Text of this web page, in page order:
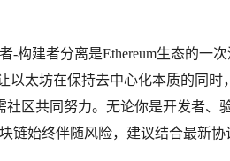
-构建者分离是Ethereum生态的一
以太坊在保持去中心化本质的同
社区共同努力。无论你是开发者、
链始终伴随风险，建议结合最新协